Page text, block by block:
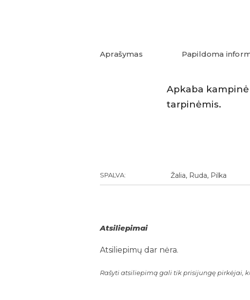
Aprašymas Papildoma
Apkaba
tarpinėmis.
SPALVA: Žalia, Ruda, Pilka
Atsiliepimai
Atsiliepimų dar nėra.
Rašyti atsiliepimą gali tik prisijungę pirkėjai,